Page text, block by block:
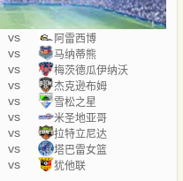
vs
阿雷西博
vs
马纳蒂熊
vs
梅茨德瓜伊纳沃
vs
杰克逊布姆
vs
雪松之星
vs
米圣地亚哥
vs
拉特立尼达
vs
塔巴雷女篮
vs 犹他联